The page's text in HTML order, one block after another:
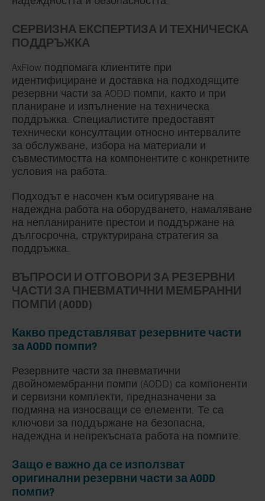
СЕРВИЗНА ЕКСПЕРТИЗА И ТЕХНИЧЕСКА
ПОДДРЪЖКА
AxFlow подпомага клиентите при
идентифициране и доставка на подходящите
резервни части за AODD помпи, както и при
планиране и изпълнение на техническа
поддръжка. Специалистите предоставят
технически консултации относно интервалите
за обслужване, избора на материали и
съвместимостта на компонентите с конкретните
условия на работа.
Подходът е насочен към осигуряване на
надеждна работа на оборудването, намаляване
на непланираните престои и поддържане на
дългосрочна, структурирана стратегия за
поддръжка.
ВЪПРОСИ И ОТГОВОРИ ЗА РЕЗЕРВНИ
ЧАСТИ ЗА ПНЕВМАТИЧНИ МЕМБРАННИ
ПОМПИ (AODD)
Какво представляват резервните части
за AODD помпи?
Резервните части за пневматични
двойномембранни помпи (AODD) са компоненти
и сервизни комплекти, предназначени за
подмяна на износващи се елементи. Те са
ключови за поддържане на безопасна,
надеждна и непрекъсната работа на помпите.
Защо е важно да се използват
оригинални резервни части за AODD
помпи?